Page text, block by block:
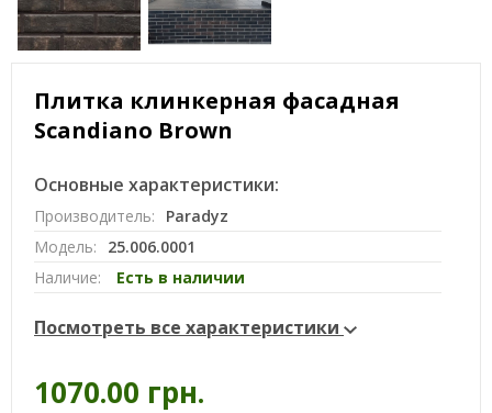
Плитка клинкерная фасадная
Scandiano Brown
Основные характеристики:
Производитель:
Paradyz
Модель:
25.006.0001
Наличие:
Есть в наличии
Посмотреть все характеристики
1070.00 грн.